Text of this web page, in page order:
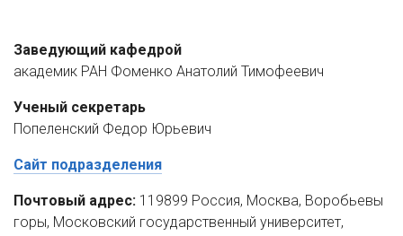
Заведующий кафедрой
академик РАН Фоменко Анатолий Тимофеевич
Ученый секретарь
Попеленский Федор Юрьевич
Сайт подразделения
Почтовый адрес: 119899 Россия, Москва, Воробьевы
горы, Московский государственный университет,